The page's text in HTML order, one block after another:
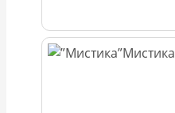
Мистика